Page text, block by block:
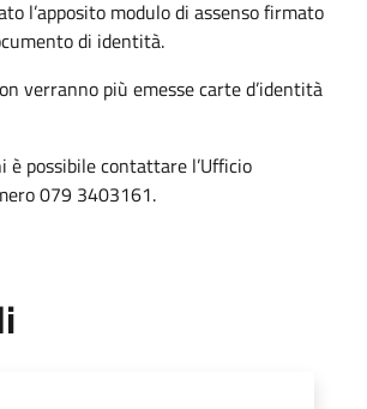
l’apposito modulo di assenso firmato
di identità.
verranno più emesse carte d’identità
è possibile contattare l’Ufficio
079 3403161.